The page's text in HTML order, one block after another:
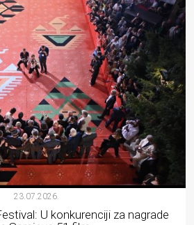
23.07.2026.
U konkurenciji za nagrade